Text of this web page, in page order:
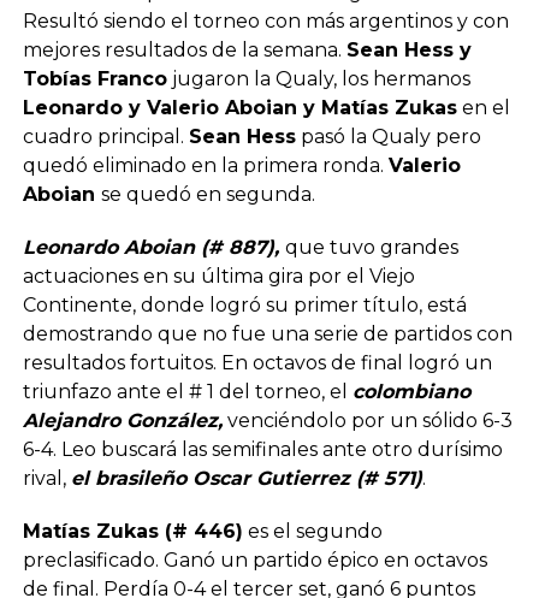
Resultó siendo el torneo con más argentinos y con
mejores resultados de la semana. Sean Hess y
Tobías Francojugaron la Qualy, los hermanos
Leonardo y Valerio Aboian y Matías Zukasen el
cuadro principal. Sean Hesspasó la Qualy pero
quedó eliminado en la primera ronda. Valerio
Aboian se quedó en segunda.
Leonardo Aboian (# 887), que tuvo grandes
actuaciones en su última gira por el Viejo
Continente, donde logró su primer título, está
demostrando que no fue una serie de partidos con
resultados fortuitos. En octavos de final logró un
triunfazo ante el # 1 del torneo, el colombiano
Alejandro González,venciéndolo por un sólido 6-3
6-4. Leo buscará las semifinales ante otro durísimo
rival, el brasileño Oscar Gutierrez (# 571).
Matías Zukas (# 446) es el segundo
preclasificado. Ganó un partido épico en octavos
de final. Perdía 0-4 el tercer set, ganó 6 puntos